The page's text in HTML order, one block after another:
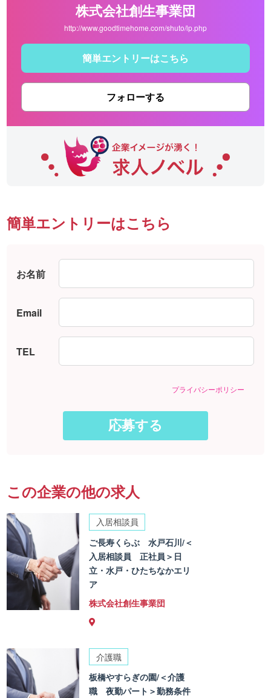
株式会社創生事業団
http://www.goodtimehome.com/shuto/lp.php
簡単エントリーはこちら
フォローする
簡単エントリーはこちら
お名前
Email
TEL
プライバシーポリシー
この企業の他の求人
入居相談員
ご長寿くらぶ 水戸石川/＜
入居相談員 正社員＞日
立・水戸・ひたちなかエリ
ア
株式会社創生事業団
介護職
板橋やすらぎの園/＜介護
職 夜勤パート＞勤務条件